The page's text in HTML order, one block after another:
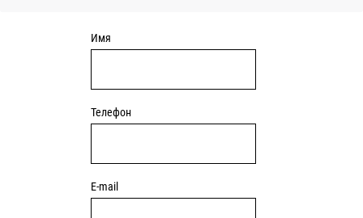
натяжения приводных ремней и зубчатых передачах)
Имя
Телефон
E-mail